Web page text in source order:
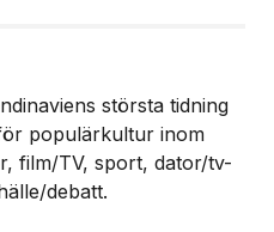
största tidning
populärkultur inom
film/TV, sport, dator/tv-
debatt.